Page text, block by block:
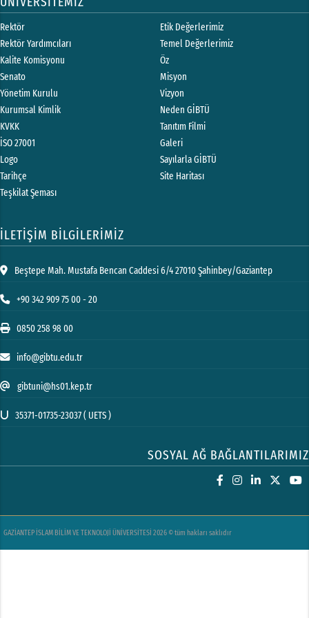
Rektör
Rektör Yardımcıları
Kalite Komisyonu
Senato
Yönetim Kurulu
Kurumsal Kimlik
KVKK
İSO 27001
Logo
Tarihçe
Teşkilat Şeması
Etik Değerlerimiz
Temel Değerlerimiz
Öz
Misyon
Vizyon
Neden GİBTÜ
Tanıtım Filmi
Galeri
Sayılarla GİBTÜ
Site Haritası
İLETİŞİM BİLGİLERİMİZ
Beştepe Mah. Mustafa Bencan Caddesi 6/4 27010 Şahinbey/Gaziantep
+90 342 909 75 00 - 20
0850 258 98 00
info@gibtu.edu.tr
gibtuni@hs01.kep.tr
35371-01735-23037 ( UETS )
SOSYAL AĞ BAĞLANTILARIMIZ
GAZİANTEP İSLAM BİLİM VE TEKNOLOJİ ÜNİVERSİTESİ 2026 © tüm hakları saklıdır